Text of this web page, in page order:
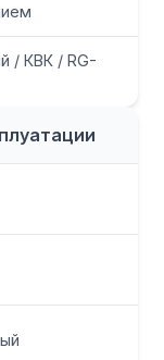
/ КВК / RG-